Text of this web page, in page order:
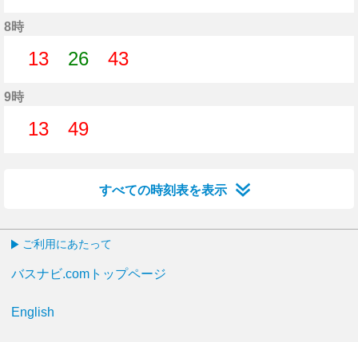
8時
13
26
43
9時
13
49
すべての時刻表を表示
ご利用にあたって
バスナビ.comトップページ
English